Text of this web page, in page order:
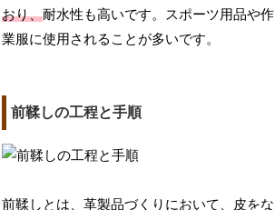
おり、耐水性も高いです。スポーツ用品や作
業服に使用されることが多いです。
前鞣しの工程と手順
前鞣しとは、革製品づくりにおいて、皮をな